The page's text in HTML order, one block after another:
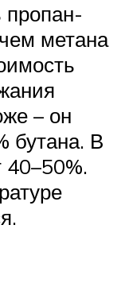
пропан-
метана
– он
бутана. В
40–50%.